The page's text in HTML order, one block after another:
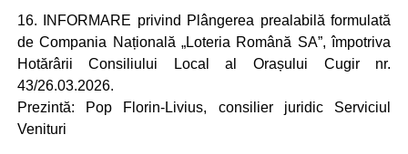
16. INFORMARE privind Plângerea prealabilă formulată
de Compania Națională „Loteria Română SA”, împotriva
Hotărârii Consiliului Local al Orașului Cugir nr.
43/26.03.2026.
Prezintă: Pop Florin-Livius, consilier juridic Serviciul
Venituri